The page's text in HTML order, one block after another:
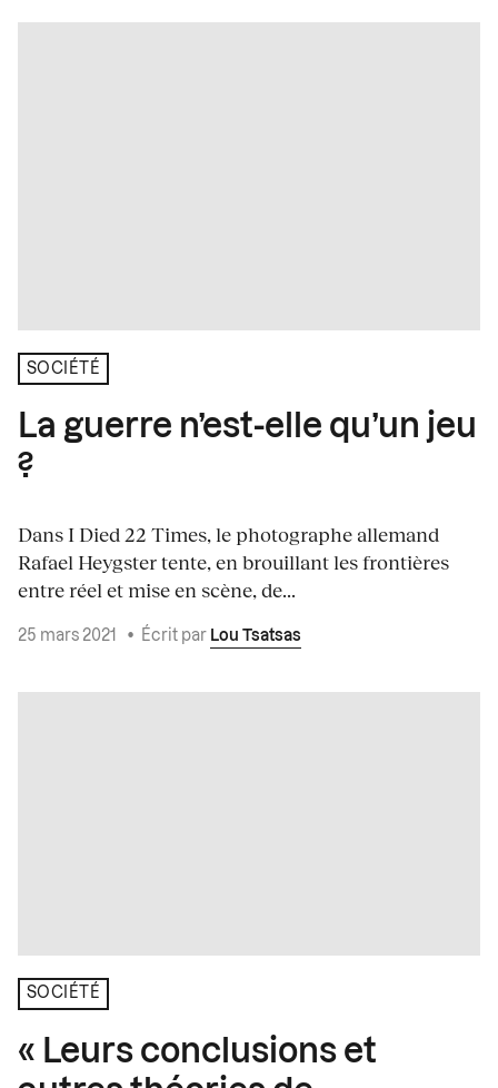
SOCIÉTÉ
La guerre n’est-elle qu’un jeu
?
Dans I Died 22 Times, le photographe allemand
Rafael Heygster tente, en brouillant les frontières
entre réel et mise en scène, de...
25 mars 2021 • Écrit par Lou Tsatsas
SOCIÉTÉ
« Leurs conclusions et